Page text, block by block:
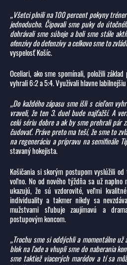
„Všetci plnili na 100 percent pokyny
jednoducho. Čipovali sme puky do
dohrávali sme súboje a boli sme stále
ofenzívy do defenzívy a celkovo sme to
vyspelosť Košíc.
Oceliari, ako sme spomínali, položili
vyhrali 6:2 a 5:4. Využívali hlavne
„Do každého zápasu sme išli s cieľom
vraveli, že ten 3. duel bude najťažší. A
celú sériu dobre a ak by sme prehrali pár
čudovať. Práve preto ma teší, že sme to
na regeneráciu a prípravu na semifinále
stavaný hokejista.
Košičania si skorým postupom vyslúžili
voľno. No od nového týždňa sa už
ukazujú, že sú vzdorovité, veľmi
individuality a takmer nikdy sa
mužstvami sľubuje zaujímavú a
postupovým koncom.
„Trochu sme si oddýchli a momentálne už
blok na ľade a vhupli sme do naberania
sme taktiež viacerých maródov a tí sa